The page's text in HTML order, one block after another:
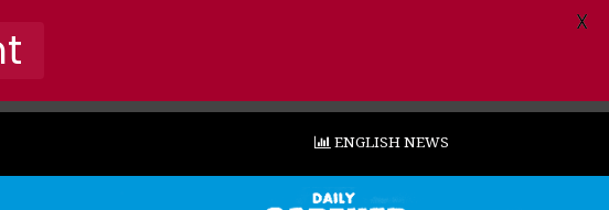
ENGLISH NEWS
X